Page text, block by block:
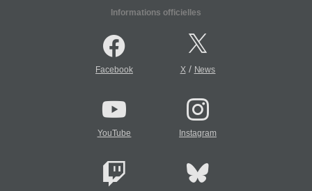
Informations officielles
Facebook X/ News
YouTube Instagram